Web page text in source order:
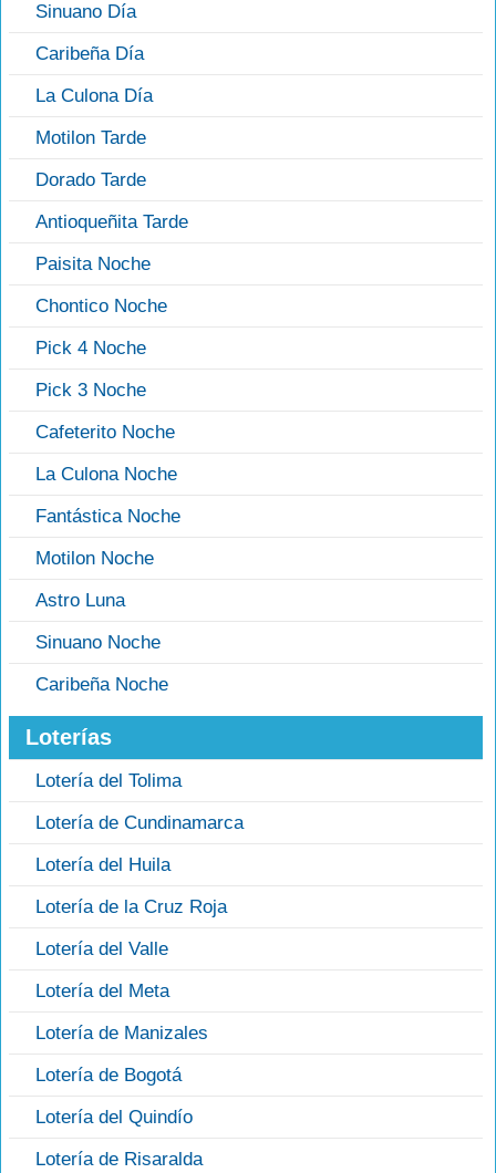
Sinuano Día
Caribeña Día
La Culona Día
Motilon Tarde
Dorado Tarde
Antioqueñita Tarde
Paisita Noche
Chontico Noche
Pick 4 Noche
Pick 3 Noche
Cafeterito Noche
La Culona Noche
Fantástica Noche
Motilon Noche
Astro Luna
Sinuano Noche
Caribeña Noche
Loterías
Lotería del Tolima
Lotería de Cundinamarca
Lotería del Huila
Lotería de la Cruz Roja
Lotería del Valle
Lotería del Meta
Lotería de Manizales
Lotería de Bogotá
Lotería del Quindío
Lotería de Risaralda